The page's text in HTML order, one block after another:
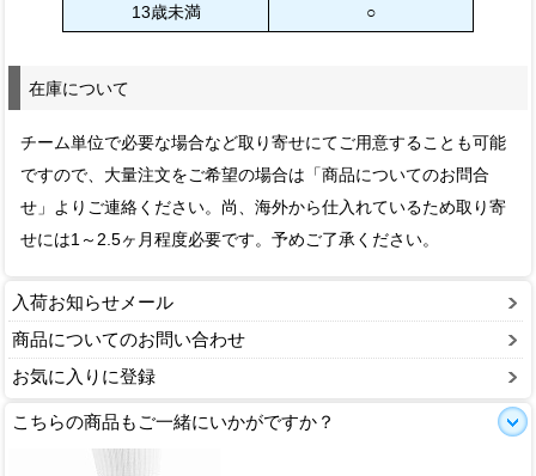
13歳未満
○
在庫について
チーム単位で必要な場合など取り寄せにてご用意することも可能
ですので、大量注文をご希望の場合は「商品についてのお問合
せ」よりご連絡ください。尚、海外から仕入れているため取り寄
せには1～2.5ヶ月程度必要です。予めご了承ください。
入荷お知らせメール
商品についてのお問い合わせ
お気に入りに登録
こちらの商品もご一緒にいかがですか？